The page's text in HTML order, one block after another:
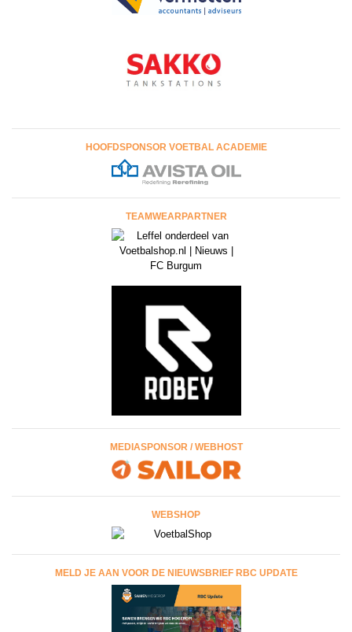
HOOFDSPONSOR VOETBAL ACADEMIE
TEAMWEARPARTNER
MEDIASPONSOR / WEBHOST
WEBSHOP
MELD JE AAN VOOR DE NIEUWSBRIEF RBC UPDATE